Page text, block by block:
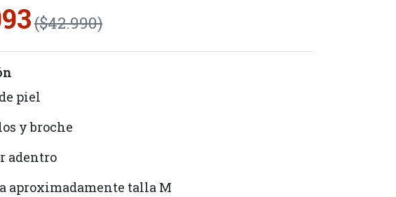
($42.990)
piel
y broche
adentro
aproximadamente talla M